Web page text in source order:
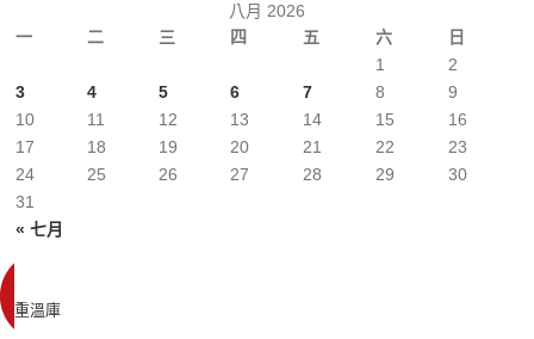
八月 2026
一
二 三 四 五 六 日
« 七月
1
2
3
4 5 6 7 8
9
10
11 12 13 14 15
16
17
18 19 20 21 22
23
24
25 26 27 28 29
30
31
重溫庫